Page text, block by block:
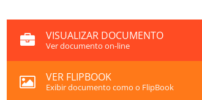
VISUALIZAR DOCUMENTO
Ver documento on-line
VER FLIPBOOK
Exibir documento como o FlipBook